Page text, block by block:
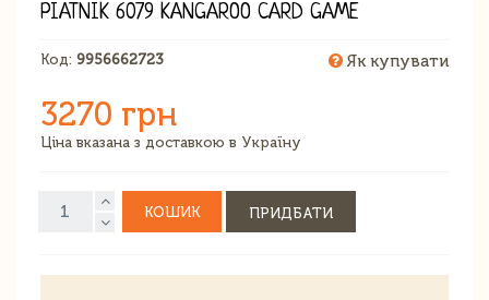
PIATNIK 6079 KANGAROO CARD GAME
Код: 9956662723 Як купувати
3270 грн
Ціна вказана з доставкою в Україну
КОШИК ПРИДБАТИ